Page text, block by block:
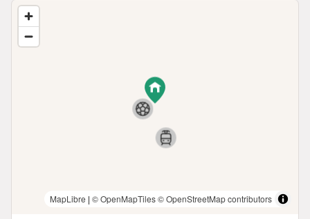
MapLibre | © OpenMapTiles© OpenStreetMap contributors